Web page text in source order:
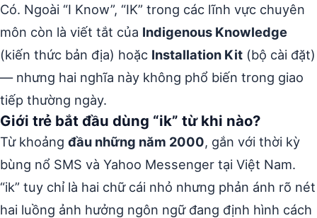
Có. Ngoài “I Know”, “IK” trong các lĩnh vực chuyên
môn còn là viết tắt của Indigenous Knowledge
(kiến thức bản địa) hoặc Installation Kit (bộ cài đặt)
— nhưng hai nghĩa này không phổ biến trong giao
tiếp thường ngày.
Giới trẻ bắt đầu dùng “ik” từ khi nào?
Từ khoảng đầu những năm 2000, gắn với thời kỳ
bùng nổ SMS và Yahoo Messenger tại Việt Nam.
“ik” tuy chỉ là hai chữ cái nhỏ nhưng phản ánh rõ nét
hai luồng ảnh hưởng ngôn ngữ đang định hình cách